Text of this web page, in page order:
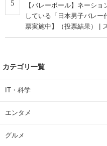
5
【バレーボール】ネーシ
している「日本男子バレー
票実施中】（投票結果） |
カテゴリ一覧
IT・科学
エンタメ
グルメ